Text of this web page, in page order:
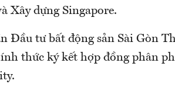
Xây dựng Singapore.
Đầu tư bất động sản Sài Gòn
thức ký kết hợp đồng phân